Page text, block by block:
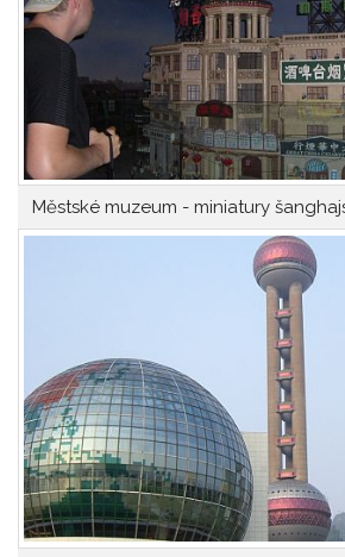
Městské muzeum - miniatury